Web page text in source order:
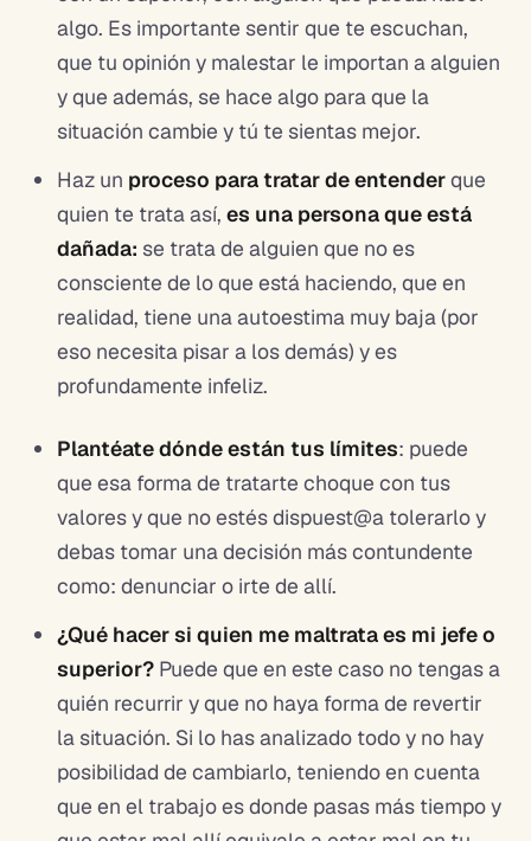
algo. Es importante sentir que te escuchan,
que tu opinión y malestar le importan a alguien
y que además, se hace algo para que la
situación cambie y tú te sientas mejor.
Haz un proceso para tratar de entenderque
quien te trata así, es una persona que está
dañada: se trata de alguien que no es
consciente de lo que está haciendo, que en
realidad, tiene una autoestima muy baja (por
eso necesita pisar a los demás) y es
profundamente infeliz.
Plantéate dónde están tus límites: puede
que esa forma de tratarte choque con tus
valores y que no estés dispuest@a tolerarlo y
debas tomar una decisión más contundente
como: denunciar o irte de allí.
¿Qué hacer si quien me maltrata es mi jefe o
superior? Puede que en este caso no tengas a
quién recurrir y que no haya forma de revertir
la situación. Si lo has analizado todo y no hay
posibilidad de cambiarlo, teniendo en cuenta
que en el trabajo es donde pasas más tiempo y